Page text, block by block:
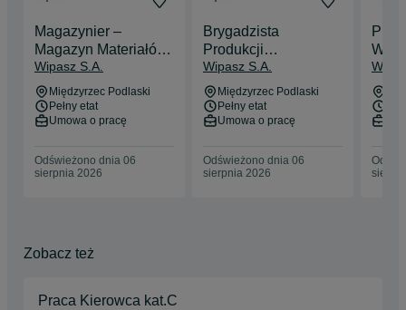
Magazynier –
Magazyn Materiałów
Pomocniczych (K/M)
Wipasz S.A.
Międzyrzec Podlaski
Pełny etat
Umowa o pracę
Odświeżono dnia 06
sierpnia 2026
Brygadzista
Produkcji
Przetwórstwa (K/M)
Wipasz S.A.
Międzyrzec Podlaski
Pełny etat
Umowa o pracę
Odświeżono dnia 06
sierpnia 2026
Zobacz też
Praca Kierowca kat.C